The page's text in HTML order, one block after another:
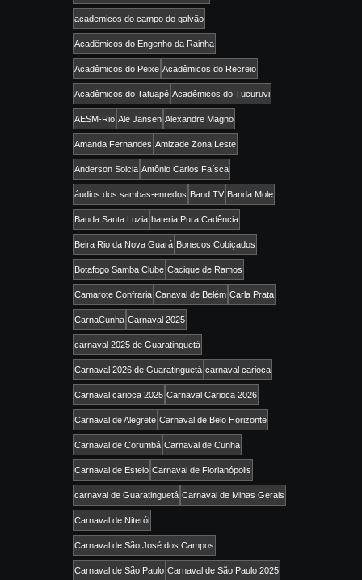
academicos do campo do galvão
Acadêmicos do Engenho da Rainha
Acadêmicos do Peixe Acadêmicos do Recreio
Acadêmicos do Tatuapé Acadêmicos do Tucuruvi
AESM-Rio Ale Jansen Alexandre Magno
Amanda Fernandes Amizade Zona Leste
Anderson Solcia Antônio Carlos Faísca
áudios dos sambas-enredos Band TV Banda Mole
Banda Santa Luzia bateria Pura Cadência
Beira Rio da Nova Guará Bonecos Cobiçados
Botafogo Samba Clube Cacique de Ramos
Camarote Confraria Canaval de Belém Carla Prata
CarnaCunha Carnaval 2025
carnaval 2025 de Guaratinguetá
Carnaval 2026 de Guaratinguetá carnaval carioca
Carnaval carioca 2025 Carnaval Carioca 2026
Carnaval de Alegrete Carnaval de Belo Horizonte
Carnaval de Corumbá Carnaval de Cunha
Carnaval de Esteio Carnaval de Florianópolis
carnaval de Guaratinguetá Carnaval de Minas Gerais
Carnaval de Niterói
Carnaval de São José dos Campos
Carnaval de São Paulo Carnaval de São Paulo 2025